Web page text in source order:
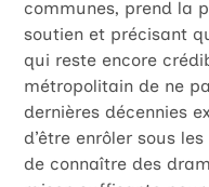
communes, prend la
soutien et précisant
qui reste encore
métropolitain de ne
dernières décennies
d’être enrôler sous
de connaître des